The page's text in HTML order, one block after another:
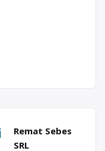
Remat Sebes
SRL